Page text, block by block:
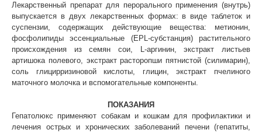
Лечение хомяков
Лечение шиншилл
Вакцинация кроликов
Вакцинация хорьков
Лекарственный препарат для перорального применения (внутрь)
выпускается в двух лекарственных формах: в виде таблеток и
суспензии, содержащих действующие вещества: метионин,
фосфолипиды эссенциальные (EPL-субстанция) растительного
происхождения из семян сои, L-аргинин, экстракт листьев
артишока полевого, экстракт расторопши пятнистой (силимарин),
соль глицирризиновой кислоты, глицин, экстракт пчелиного
маточного молочка и вспомогательные компоненты.
ПОКАЗАНИЯ
Гепатолюкс применяют собакам и кошкам для профилактики и
лечения острых и хронических заболеваний печени (гепатиты,